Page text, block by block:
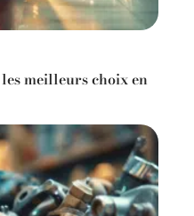
meilleurs choix en